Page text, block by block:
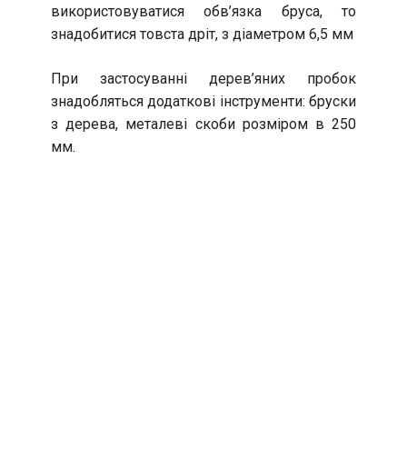
використовуватися обв’язка бруса, то
знадобитися товста дріт, з діаметром 6,5 мм
При застосуванні дерев’яних пробок
знадобляться додаткові інструменти: бруски
з дерева, металеві скоби розміром в 250
мм.